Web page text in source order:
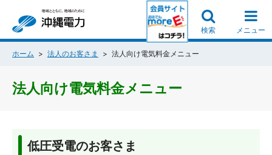
検索 メニュー
ホーム 法人のお客さま 法人向け電気料金メニュー
法人向け電気料金メニュー
低圧受電のお客さま